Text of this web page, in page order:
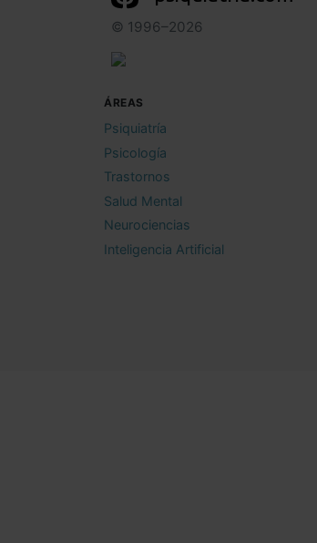
© 1996–2026
ÁREAS
Psiquiatría
Psicología
Trastornos
Salud Mental
Neurociencias
Inteligencia Artificial